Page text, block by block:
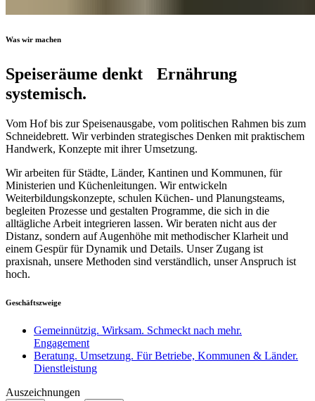
Was wir machen
Speiseräume denkt Ernährung
systemisch.
Vom Hof bis zur Speisenausgabe, vom politischen Rahmen bis zum
Schneidebrett. Wir verbinden strategisches Denken mit praktischem
Handwerk, Konzepte mit ihrer Umsetzung.
Wir arbeiten für Städte, Länder, Kantinen und Kommunen, für
Ministerien und Küchenleitungen. Wir entwickeln
Weiterbildungskonzepte, schulen Küchen- und Planungsteams,
begleiten Prozesse und gestalten Programme, die sich in die
alltägliche Arbeit integrieren lassen. Wir beraten nicht aus der
Distanz, sondern auf Augenhöhe mit methodischer Klarheit und
einem Gespür für Dynamik und Details. Unser Zugang ist
praxisnah, unsere Methoden sind verständlich, unser Anspruch ist
hoch.
Geschäftszweige
Gemeinnützig. Wirksam. Schmeckt nach mehr.
Engagement
Beratung. Umsetzung. Für Betriebe, Kommunen & Länder.
Dienstleistung
Auszeichnungen